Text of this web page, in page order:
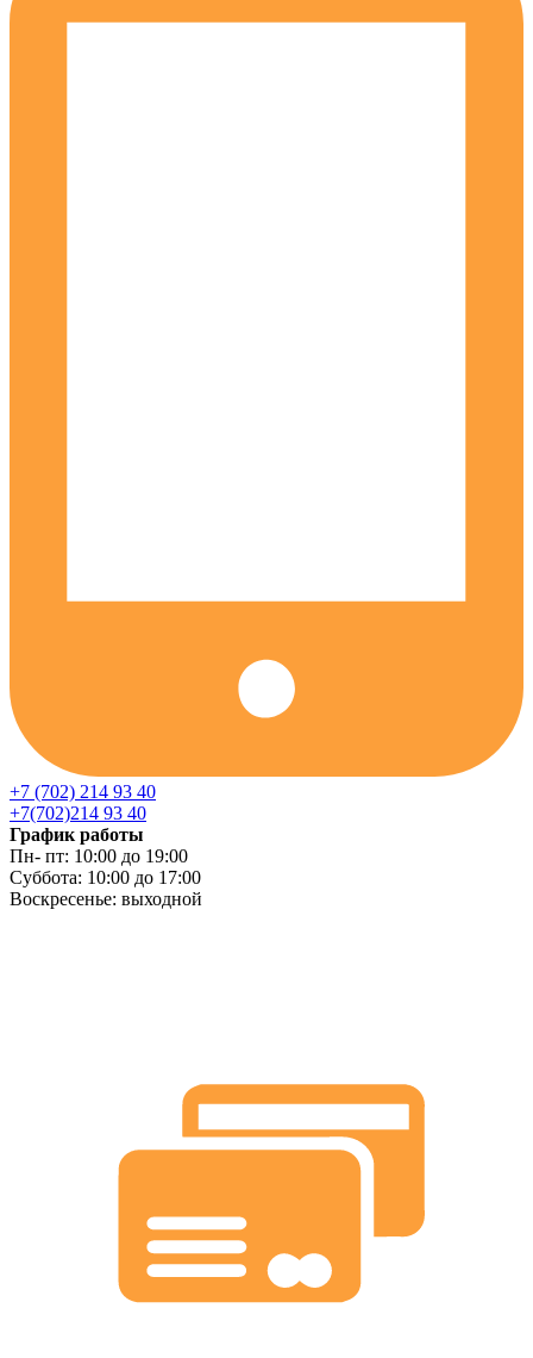
+7 (702) 214 93 40
+7(702)214 93 40
График работы
Пн- пт: 10:00 до 19:00
Суббота: 10:00 до 17:00
Воскресенье: выходной